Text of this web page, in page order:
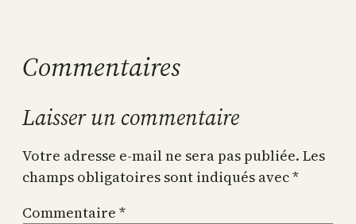
Commentaires
Laisser un commentaire
Votre adresse e-mail ne sera pas publiée. Les
champs obligatoires sont indiqués avec*
Commentaire *